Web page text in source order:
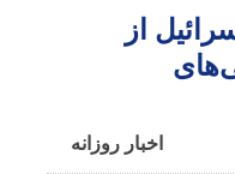
از
اخبار روزانه